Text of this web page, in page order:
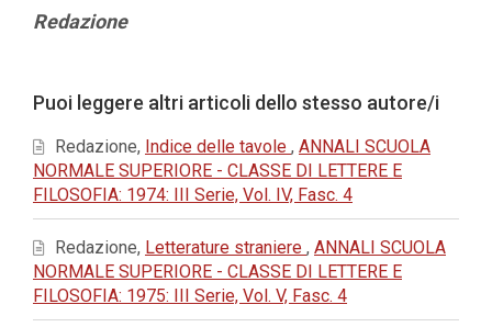
Contenuto
Redazione
dell'articolo
Puoi leggere altri articoli dello stesso autore/i
Redazione, Indice delle tavole , ANNALI SCUOLA
NORMALE SUPERIORE - CLASSE DI LETTERE E
FILOSOFIA: 1974: III Serie, Vol. IV, Fasc. 4
Redazione, Letterature straniere , ANNALI SCUOLA
NORMALE SUPERIORE - CLASSE DI LETTERE E
FILOSOFIA: 1975: III Serie, Vol. V, Fasc. 4